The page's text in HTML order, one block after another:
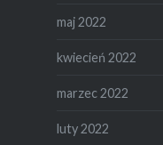
maj 2022
kwiecień 2022
marzec 2022
luty 2022